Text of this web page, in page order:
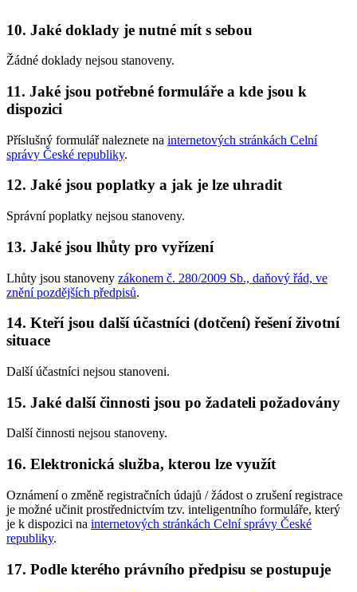
10. Jaké doklady je nutné mít s sebou
Žádné doklady nejsou stanoveny.
11. Jaké jsou potřebné formuláře a kde jsou k
dispozici
Příslušný formulář naleznete na internetových stránkách Celní
správy České republiky.
12. Jaké jsou poplatky a jak je lze uhradit
Správní poplatky nejsou stanoveny.
13. Jaké jsou lhůty pro vyřízení
Lhůty jsou stanoveny zákonem č. 280/2009 Sb., daňový řád, ve
znění pozdějších předpisů.
14. Kteří jsou další účastníci (dotčení) řešení životní
situace
Další účastníci nejsou stanoveni.
15. Jaké další činnosti jsou po žadateli požadovány
Další činnosti nejsou stanoveny.
16. Elektronická služba, kterou lze využít
Oznámení o změně registračních údajů / žádost o zrušení registrace
je možné učinit prostřednictvím tzv. inteligentního formuláře, který
je k dispozici na internetových stránkách Celní správy České
republiky.
17. Podle kterého právního předpisu se postupuje